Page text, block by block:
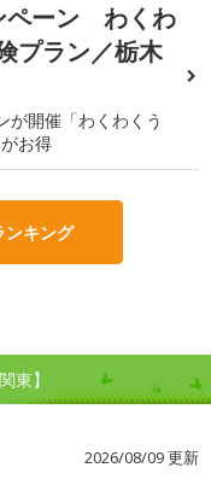
ペーン わくわ
プラン／栃木
が開催「わくわくう
お得
ンキング
東】
2026/08/09 更新